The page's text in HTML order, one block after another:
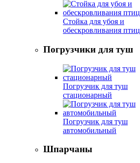
Стойка для убоя и
обескровливания птиц
Погрузчики для туш
Погрузчик для туш
стационарный
Погрузчик для туш
автомобильный
Шпарчаны